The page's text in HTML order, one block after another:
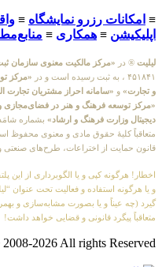
≡ امکانات رزرو نمایشگاه ≡
اپلیکیشن ≡ همکاری ≡
لیلیت ® در «مرکز مالکیت معنوی سازمان
۴۵۱۸۴۱ ، به ثبت رسیده است و در
«مرکز
و تجارت» و «سامانه احراز مشتریان تجارت
«مرکز توسعه فرهنگ و هنر در فضای‌مجازی
دیجیتال وزارت فرهنگ و ارشاد»
متعاقباً کلیهٔ حقوق مادی و معنوی محفوظ
قانون حمایت از اختراعات، طرح‌های صنعتی و
اخطار! هرگونه کپی و یا الگوبرداری از این
و یا هرگونه استفاده و فعالیت تحت عنوان
گیرد (چه عیناً و یا بصورت مشابه‌سازی و
متعاقباً پیگرد قانونی و قضایی خواهد داشت!
2026 All rights Reserved